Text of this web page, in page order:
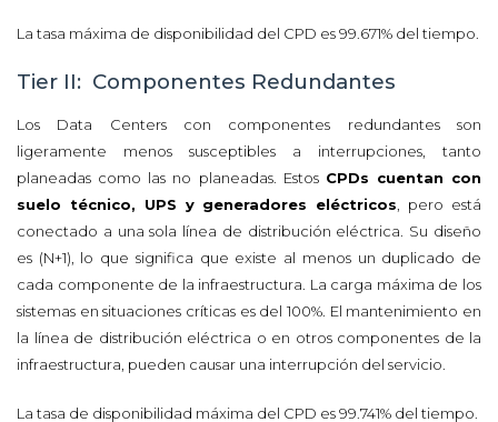
La tasa máxima de disponibilidad del CPD es 99.671% del tiempo.
Tier II: Componentes Redundantes
Los Data Centers con componentes redundantes son
ligeramente menos susceptibles a interrupciones, tanto
planeadas como las no planeadas. Estos CPDs cuentan con
suelo técnico, UPS y generadores eléctricos , pero está
conectado a una sola línea de distribución eléctrica. Su diseño
es (N+1), lo que significa que existe al menos un duplicado de
cada componente de la infraestructura. La carga máxima de los
sistemas en situaciones críticas es del 100%. El mantenimiento en
la línea de distribución eléctrica o en otros componentes de la
infraestructura, pueden causar una interrupción del servicio.
La tasa de disponibilidad máxima del CPD es 99.741% del tiempo.